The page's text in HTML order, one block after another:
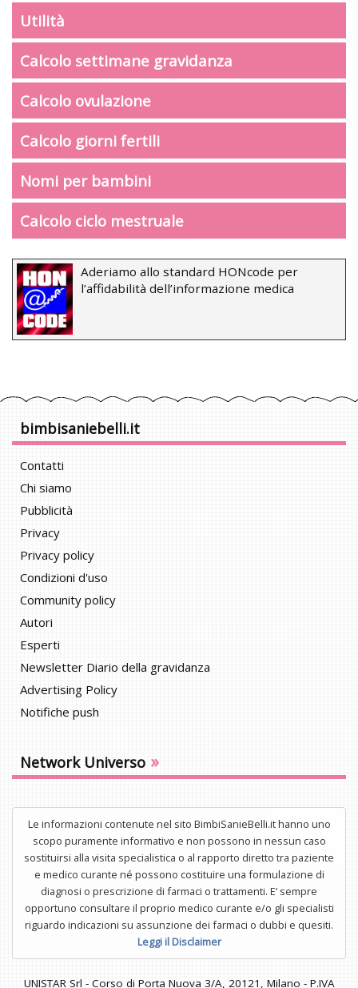
Utilità
Calcolo settimane gravidanza
Calcolo ovulazione
Calcolo giorni fertili
Nomi per bambini
Calcolo ciclo mestruale
Aderiamo allo standard HONcode per
l’affidabilità dell’informazione medica
bimbisaniebelli.it
Contatti
Chi siamo
Pubblicità
Privacy
Privacy policy
Condizioni d'uso
Community policy
Autori
Esperti
Newsletter Diario della gravidanza
Advertising Policy
Notifiche push
Network Universo »
Le informazioni contenute nel sito BimbiSanieBelli.it hanno uno
scopo puramente informativo e non possono in nessun caso
sostituirsi alla visita specialistica o al rapporto diretto tra paziente
e medico curante né possono costituire una formulazione di
diagnosi o prescrizione di farmaci o trattamenti. E’ sempre
opportuno consultare il proprio medico curante e/o gli specialisti
riguardo indicazioni su assunzione dei farmaci o dubbi e quesiti.
Leggi il Disclaimer
UNISTAR Srl - Corso di Porta Nuova 3/A, 20121, Milano - P.IVA